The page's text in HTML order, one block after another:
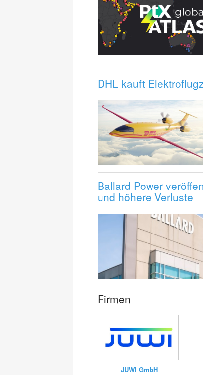
DHL kauft
Ballard Power
und höhere Verluste
Firmen
JUWI GmbH